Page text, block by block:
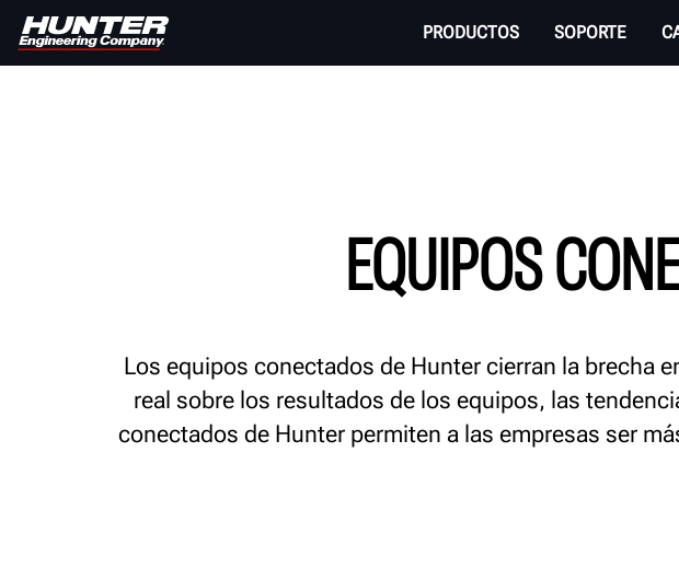
PRODUCTOS SOPORTE
EQUIPOS
Los equipos conectados de Hunter cierran la brecha
real sobre los resultados de los equipos, las
conectados de Hunter permiten a las empresas ser